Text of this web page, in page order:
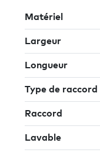
Matériel
Largeur
Longueur
Type de raccord
Raccord
Lavable